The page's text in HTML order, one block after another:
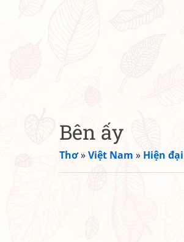
Bên ấy
Thơ»Việt Nam » Hiện đại